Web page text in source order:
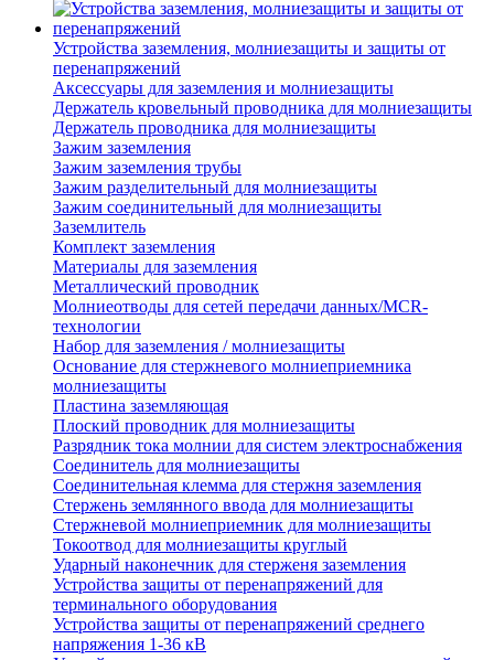
Устройства заземления, молниезащиты и защиты от
перенапряжений
Аксессуары для заземления и молниезащиты
Держатель кровельный проводника для молниезащиты
Держатель проводника для молниезащиты
Зажим заземления
Зажим заземления трубы
Зажим разделительный для молниезащиты
Зажим соединительный для молниезащиты
Заземлитель
Комплект заземления
Материалы для заземления
Металлический проводник
Молниеотводы для сетей передачи данных/MCR-
технологии
Набор для заземления / молниезащиты
Основание для стержневого молниеприемника
молниезащиты
Пластина заземляющая
Плоский проводник для молниезащиты
Разрядник тока молнии для систем электроснабжения
Соединитель для молниезащиты
Соединительная клемма для стержня заземления
Стержень землянного ввода для молниезащиты
Стержневой молниеприемник для молниезащиты
Токоотвод для молниезащиты круглый
Ударный наконечник для стерженя заземления
Устройства защиты от перенапряжений для
терминального оборудования
Устройства защиты от перенапряжений среднего
напряжения 1-36 кВ